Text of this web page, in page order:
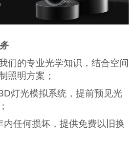
们的专业光学知识，结合空间
照明方案；
灯光模拟系统，提前预见光
内任何损坏，提供免费以旧换